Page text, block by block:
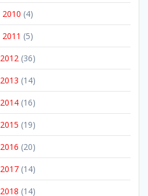
2010 (4)
2011 (5)
2012(36)
2013 (14)
2014(16)
2015 (19)
2016 (20)
2017(14)
2018 (14)